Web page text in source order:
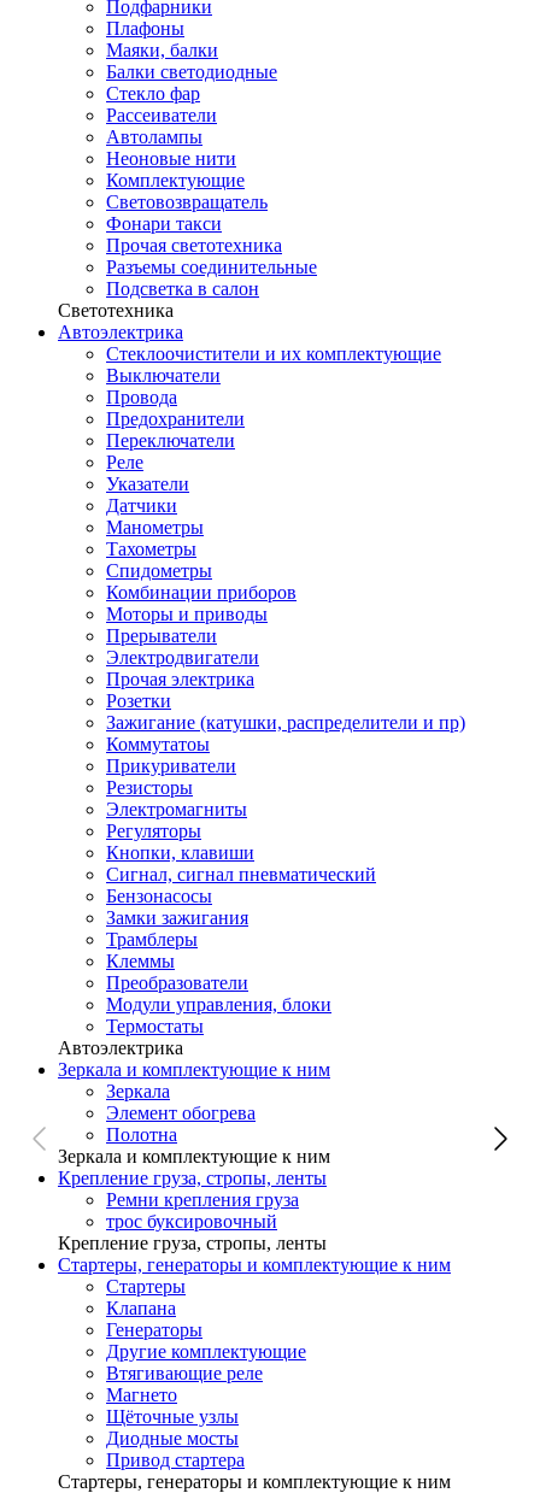
Подфарники
Плафоны
Маяки, балки
Балки светодиодные
Стекло фар
Рассеиватели
Автолампы
Неоновые нити
Комплектующие
Световозвращатель
Фонари такси
Прочая светотехника
Разъемы соединительные
Подсветка в салон
Светотехника
Автоэлектрика
Стеклоочистители и их комплектующие
Выключатели
Провода
Предохранители
Переключатели
Реле
Указатели
Датчики
Манометры
Тахометры
Спидометры
Комбинации приборов
Моторы и приводы
Прерыватели
Электродвигатели
Прочая электрика
Розетки
Зажигание (катушки, распределители и пр)
Коммутатоы
Прикуриватели
Резисторы
Электромагниты
Регуляторы
Кнопки, клавиши
Сигнал, сигнал пневматический
Бензонасосы
Замки зажигания
Трамблеры
Клеммы
Преобразователи
Модули управления, блоки
Термостаты
Автоэлектрика
Зеркала и комплектующие к ним
Зеркала
Элемент обогрева
Полотна
Зеркала и комплектующие к ним
Крепление груза, стропы, ленты
Ремни крепления груза
трос буксировочный
Крепление груза, стропы, ленты
Стартеры, генераторы и комплектующие к ним
Стартеры
Клапана
Генераторы
Другие комплектующие
Втягивающие реле
Магнето
Щёточные узлы
Диодные мосты
Привод стартера
Стартеры, генераторы и комплектующие к ним